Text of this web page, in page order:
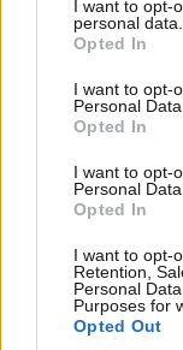
not limited to your
grant or deny
use your data for
consent section.
I want to opt-
personal data.
Opted In
I want to opt-
Personal Data.
Opted In
I want to opt-
Personal
Opted In
I want to opt-
Retention,
Personal
Purposes for
Opted Out
τηλεφώνημα
εκκρεμότητες